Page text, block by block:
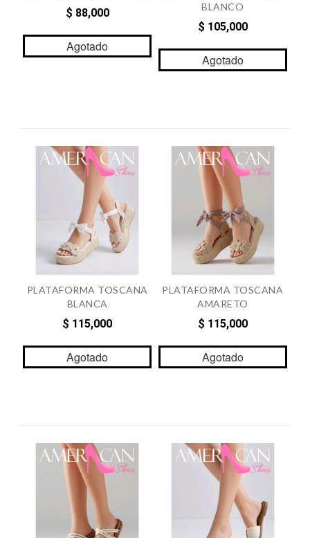
$ 88,000
Agotado
BLANCO
$ 105,000
Agotado
PLATAFORMA TOSCANA
BLANCA
$ 115,000
Agotado
PLATAFORMA TOSCANA
AMARETO
$ 115,000
Agotado